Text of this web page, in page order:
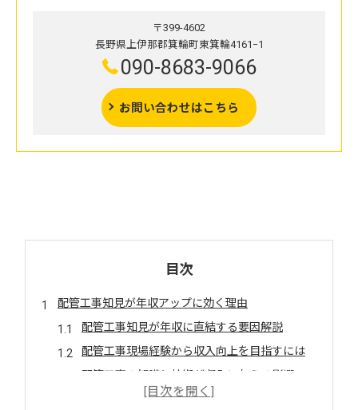
〒399-4602
長野県上伊那郡箕輪町東箕輪4161−1
090-8683-9066
お問い合わせはこちら
目次
配管工事知見が年収アップに効く理由
配管工事知見が年収に直結する要因解説
配管工事現場経験から収入向上を目指すには
配管工事の知識と技術が収入に与える影響
配管工事で年収アップを叶えるスキルとは